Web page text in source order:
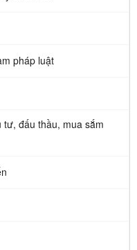
pháp luật
đấu thầu, mua sắm